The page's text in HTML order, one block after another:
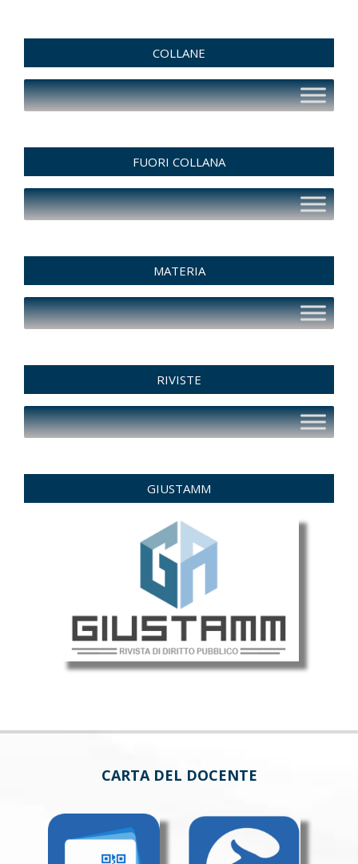
COLLANE
FUORI COLLANA
MATERIA
RIVISTE
GIUSTAMM
CARTA DEL DOCENTE